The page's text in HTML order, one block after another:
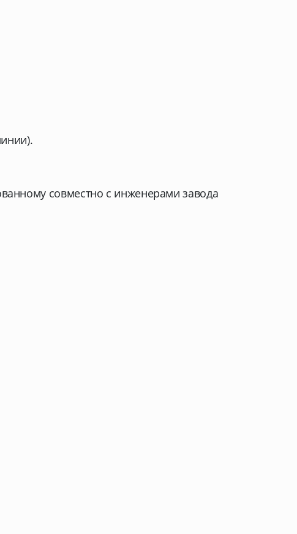
совместно с инженерами завода